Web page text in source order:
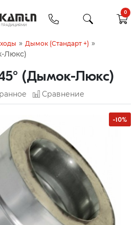
0
» Дымок (Стандарт +) »
Люкс)
(Дымок-Люкс)
Сравнение
-10%